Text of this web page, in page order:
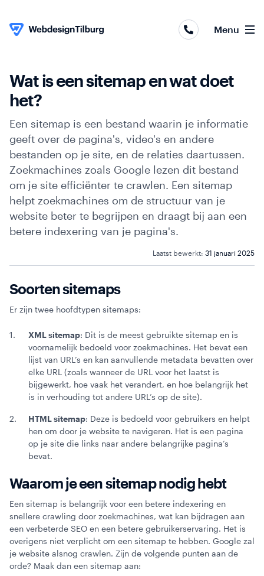
Skip to content
Menu
Websites
Online
marketing
Portfolio
Over
ons
Contact
Blog
Webinars
Wat is een sitemap en wat doet
het?
Een sitemap is een bestand waarin je informatie
geeft over de pagina's, video's en andere
bestanden op je site, en de relaties daartussen.
Zoekmachines zoals Google lezen dit bestand
om je site efficiënter te crawlen. Een sitemap
helpt zoekmachines om de structuur van je
website beter te begrijpen en draagt bij aan een
betere indexering van je pagina's.
Laatst bewerkt: 31 januari 2025
Soorten sitemaps
Er zijn twee hoofdtypen sitemaps:
XML sitemap: Dit is de meest gebruikte sitemap en is
voornamelijk bedoeld voor zoekmachines. Het bevat een
lijst van URL’s en kan aanvullende metadata bevatten over
elke URL (zoals wanneer de URL voor het laatst is
bijgewerkt, hoe vaak het verandert, en hoe belangrijk het
is in verhouding tot andere URL’s op de site).
HTML sitemap: Deze is bedoeld voor gebruikers en helpt
hen om door je website te navigeren. Het is een pagina
op je site die links naar andere belangrijke pagina’s
bevat.
Waarom je een sitemap nodig hebt
Een sitemap is belangrijk voor een betere indexering en
snellere crawling door zoekmachines, wat kan bijdragen aan
een verbeterde SEO en een betere gebruikerservaring. Het is
overigens niet verplicht om een sitemap te hebben. Google zal
je website alsnog crawlen. Zijn de volgende punten aan de
orde? Maak dan een sitemap aan: